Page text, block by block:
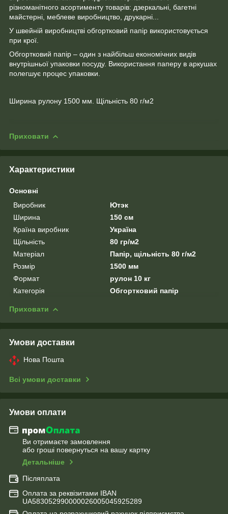
різноманітного асортименту товарів: дзеркальні, багетні
майстерні, меблеве виробництво, друкарні...
У швейній виробництві обгортковий папір використовується
при крої.
Обгортковий папір – один з найбільш економічних видів
внутрішньої упаковки посуду. Використання паперу в аркушах
полегшує процес упаковки.
Ширина рулону 1500 мм. Щільність 80 г/м2
Приховати
Характеристики
Основні
Виробник
Ютэк
Ширина
150 см
Країна виробник
Україна
Щільність
80 гр/м2
Матеріал
Папір, щільність 80 г/м2
Розмір
1500 мм
Формат
рулон 10 кг
Категорія
Обгортковий папір
Приховати
Умови доставки
Нова Пошта
Всі умови доставки
Умови оплати
Ви отримаєте замовлення
або гроші повернуться на вашу картку
Детальніше
Післяплата
Оплата за реквізитами IBAN
UA583052990000026005045925289